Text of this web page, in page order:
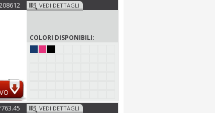
VEDI DETTAGLI
COLORI DISPONIBILI:
VEDI DETTAGLI